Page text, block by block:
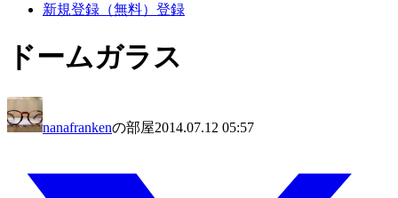
新規登録（無料） 登録
ドームガラス
nanafrankenの部屋2014.07.12 05:57